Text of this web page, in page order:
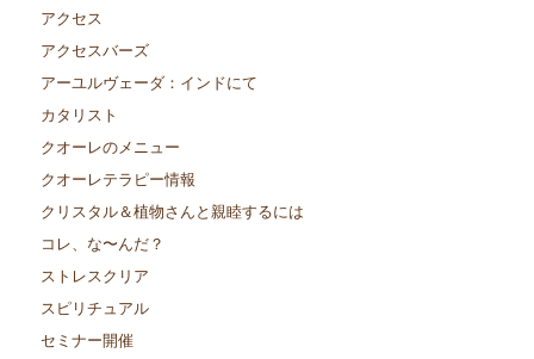
アクセス
アクセスバーズ
アーユルヴェーダ：インドにて
カタリスト
クオーレのメニュー
クオーレテラピー情報
クリスタル＆植物さんと親睦するには
コレ、な〜んだ？
ストレスクリア
スピリチュアル
セミナー開催